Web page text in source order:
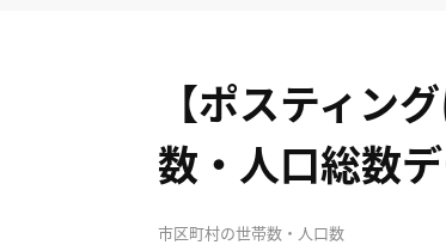
【ポスティン
数・人口総数
市区町村の世帯数・人口数